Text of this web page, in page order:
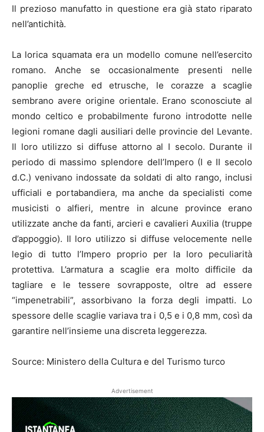
Il prezioso manufatto in questione era già stato riparato
nell’antichità.
La lorica squamata era un modello comune nell’esercito
romano. Anche se occasionalmente presenti nelle
panoplie greche ed etrusche, le corazze a scaglie
sembrano avere origine orientale. Erano sconosciute al
mondo celtico e probabilmente furono introdotte nelle
legioni romane dagli ausiliari delle provincie del Levante.
Il loro utilizzo si diffuse attorno al I secolo. Durante il
periodo di massimo splendore dell’Impero (I e ​​II secolo
d.C.) venivano indossate da soldati di alto rango, inclusi
ufficiali e portabandiera, ma anche da specialisti come
musicisti o alfieri, mentre in alcune province erano
utilizzate anche da fanti, arcieri e cavalieri Auxilia (truppe
d’appoggio). Il loro utilizzo si diffuse velocemente nelle
legio di tutto l’Impero proprio per la loro peculiarità
protettiva. L’armatura a scaglie era molto difficile da
tagliare e le tessere sovrapposte, oltre ad essere
“impenetrabili”, assorbivano la forza degli impatti. Lo
spessore delle scaglie variava tra i 0,5 e i 0,8 mm, così da
garantire nell’insieme una discreta leggerezza.
Source: Ministero della Cultura e del Turismo turco
Advertisement